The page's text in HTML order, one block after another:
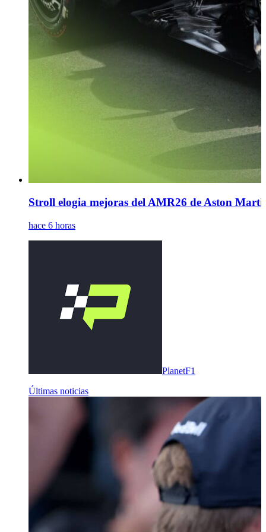
Stroll elogia mejoras del AMR26 de Aston
hace 6 horas
PlanetF1
Últimas noticias